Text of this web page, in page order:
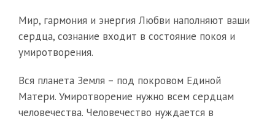
Мир, гармония и энергия Любви наполняют ваши
сердца, сознание входит в состояние покоя и
умиротворения.
Вся планета Земля – под покровом Единой
Матери. Умиротворение нужно всем сердцам
человечества. Человечество нуждается в